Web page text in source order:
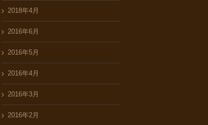
2018年4月
2016年6月
2016年5月
2016年4月
2016年3月
2016年2月